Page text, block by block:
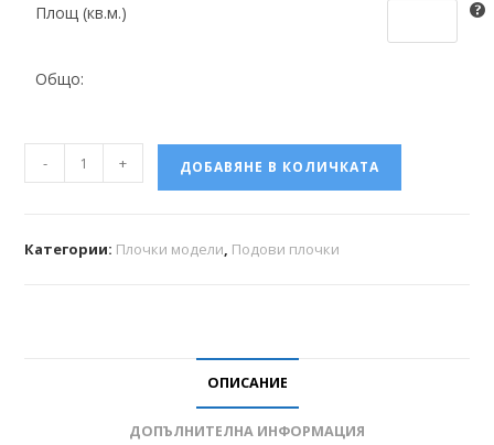
Площ (кв.м.)
Общо:
- + ДОБАВЯНЕ В КОЛИЧКАТА
Категории: Плочки модели, Подови плочки
ОПИСАНИЕ
ДОПЪЛНИТЕЛНА ИНФОРМАЦИЯ